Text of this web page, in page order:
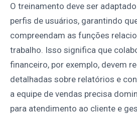
O treinamento deve ser
perfis de usuários, garantindo
compreendam as funções
trabalho. Isso significa que
financeiro, por exemplo, devem
detalhadas sobre relatórios e
a equipe de vendas precisa
para atendimento ao cliente e